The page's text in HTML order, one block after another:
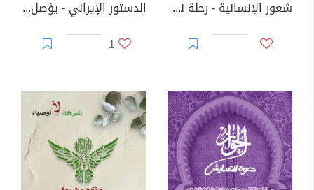
شعور الإنسانية - رحلة نحو جوهر الوجود
الدستور الإيراني - يؤصل للمشروع الفارسي
1